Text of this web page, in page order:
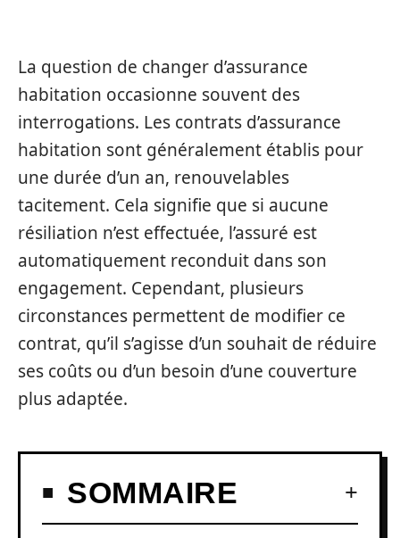
La question de changer d’assurance
habitation occasionne souvent des
interrogations. Les contrats d’assurance
habitation sont généralement établis pour
une durée d’un an, renouvelables
tacitement. Cela signifie que si aucune
résiliation n’est effectuée, l’assuré est
automatiquement reconduit dans son
engagement. Cependant, plusieurs
circonstances permettent de modifier ce
contrat, qu’il s’agisse d’un souhait de réduire
ses coûts ou d’un besoin d’une couverture
plus adaptée.
SOMMAIRE